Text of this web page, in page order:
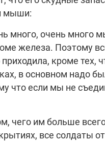
мыши:
много, очень много
железа. Поэтому
кроме тех,
в основном надо
что если мы не
чего им больше
все солдаты